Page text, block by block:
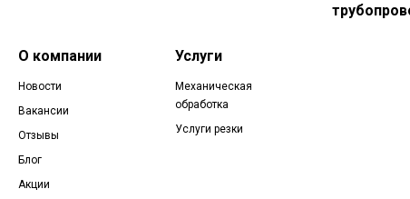
О компании
Новости
Вакансии
Отзывы
Блог
Акции
Услуги
Механическая
обработка
Услуги резки